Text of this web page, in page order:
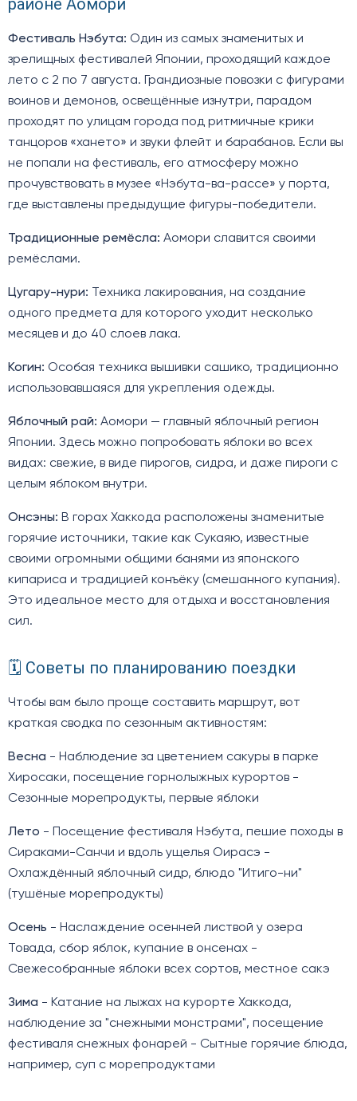
районе Аомори
Фестиваль Нэбута: Один из самых знаменитых и
зрелищных фестивалей Японии, проходящий каждое
лето с 2 по 7 августа. Грандиозные повозки с фигурами
воинов и демонов, освещённые изнутри, парадом
проходят по улицам города под ритмичные крики
танцоров «хането» и звуки флейт и барабанов. Если вы
не попали на фестиваль, его атмосферу можно
прочувствовать в музее «Нэбута-ва-рассе» у порта,
где выставлены предыдущие фигуры-победители.
Традиционные ремёсла: Аомори славится своими
ремёслами.
Цугару-нури: Техника лакирования, на создание
одного предмета для которого уходит несколько
месяцев и до 40 слоев лака.
Когин: Особая техника вышивки сашико, традиционно
использовавшаяся для укрепления одежды.
Яблочный рай: Аомори — главный яблочный регион
Японии. Здесь можно попробовать яблоки во всех
видах: свежие, в виде пирогов, сидра, и даже пироги с
целым яблоком внутри.
Онсэны: В горах Хаккода расположены знаменитые
горячие источники, такие как Сукаяю, известные
своими огромными общими банями из японского
кипариса и традицией конъёку (смешанного купания).
Это идеальное место для отдыха и восстановления
сил.
🗓️ Советы по планированию поездки
Чтобы вам было проще составить маршрут, вот
краткая сводка по сезонным активностям:
Весна - Наблюдение за цветением сакуры в парке
Хиросаки, посещение горнолыжных курортов -
Сезонные морепродукты, первые яблоки
Лето - Посещение фестиваля Нэбута, пешие походы в
Сираками-Санчи и вдоль ущелья Оирасэ -
Охлаждённый яблочный сидр, блюдо "Итиго-ни"
(тушёные морепродукты)
Осень - Наслаждение осенней листвой у озера
Товада, сбор яблок, купание в онсенах -
Свежесобранные яблоки всех сортов, местное сакэ
Зима - Катание на лыжах на курорте Хаккода,
наблюдение за "снежными монстрами", посещение
фестиваля снежных фонарей - Сытные горячие блюда,
например, суп с морепродуктами